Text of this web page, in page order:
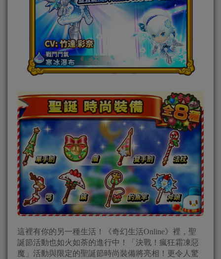
這裡有你的另一種生活！《奇幻生活Online》裡，聖
誕節活動也如火如荼的進行中！「決戰！瘋狂霜凍惡
魔」活動與限定的聖誕節時尚裝備將亮相！更令人驚